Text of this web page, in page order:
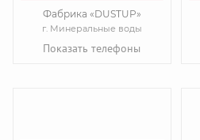
Фабрика «DUSTUP»
г. Минеральные воды
Показать телефоны